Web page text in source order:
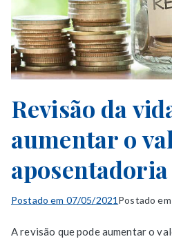
Revisão da
aumentar o
aposentadoria
Postado em 07/05/2021 Postado em
A revisão que pode aumentar o